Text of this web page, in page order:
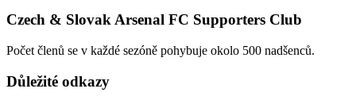
Czech & Slovak Arsenal FC Supporters Club
Počet členů se v každé sezóně pohybuje okolo 500 nadšenců.
Důležité odkazy